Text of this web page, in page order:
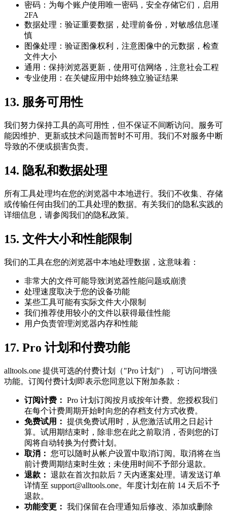
密码：为每个账户使用唯一密码，安全存储它们，启用
2FA
数据处理：验证重要数据，处理前备份，对敏感信息谨
慎
图像处理：验证图像权利，注意图像中的元数据，检查
文件大小
通用：保持浏览器更新，使用可信网络，注意社会工程
专业使用：在关键应用中始终独立验证结果
13. 服务可用性
我们努力保持工具的高可用性，但不保证不间断访问。服务可
能因维护、更新或技术问题而暂时不可用。我们不对服务中断
导致的不便或损害负责。
14. 隐私和数据处理
所有工具处理均在您的浏览器中本地进行。我们不收集、存储
或传输任何由我们的工具处理的数据。有关我们的隐私实践的
详细信息，请参阅我们的隐私政策。
15. 文件大小和性能限制
我们的工具在您的浏览器中本地处理数据，这意味着：
非常大的文件可能导致浏览器性能问题或崩溃
处理速度取决于您的设备功能
某些工具可能有实际文件大小限制
我们推荐使用较小的文件以获得最佳性能
用户负责管理浏览器内存和性能
17. Pro 计划和付费功能
alltools.one 提供可选的付费计划（"Pro 计划"），可访问增强
功能。订阅付费计划即表示您同意以下附加条款：
订阅计费： Pro 计划订阅按月或按年计费。您授权我们
在每个计费周期开始时向您的存档支付方式收费。
免费试用： 提供免费试用时，从您激活试用之日起计
算。试用期结束时，除非您在此之前取消，否则您的订
阅将自动转换为付费计划。
取消： 您可以随时从帐户设置中取消订阅。取消将在当
前计费周期结束时生效；未使用时间不予部分退款。
退款： 退款在首次扣款后 7 天内逐案处理。请发送订单
详情至 support@alltools.one。年度计划在前 14 天后不予
退款。
功能变更： 我们保留在合理通知后修改、添加或删除